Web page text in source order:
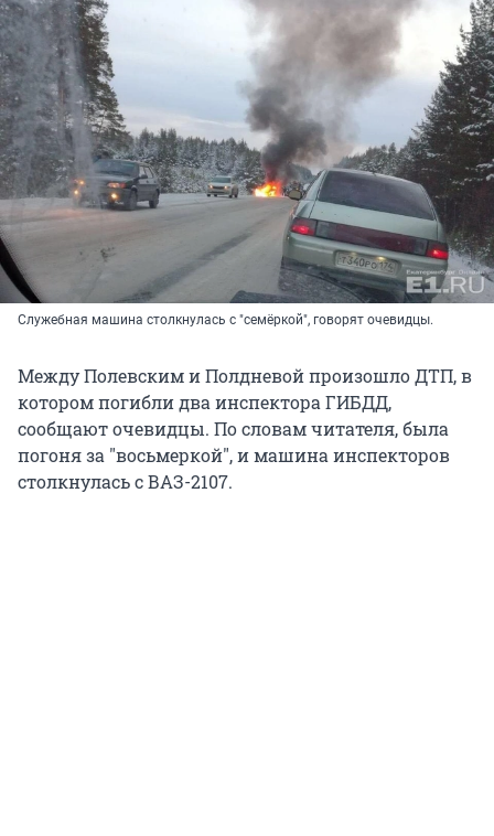
Служебная машина столкнулась с "семёркой", говорят очевидцы.
Между Полевским и Полдневой произошло ДТП, в
котором погибли два инспектора ГИБДД,
сообщают очевидцы. По словам читателя, была
погоня за "восьмеркой", и машина инспекторов
столкнулась с ВАЗ-2107.